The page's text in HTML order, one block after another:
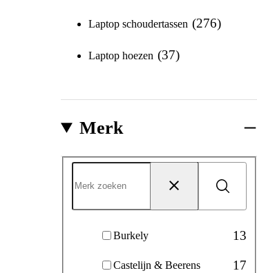
Laptop schoudertassen 276
Laptop hoezen 37
Merk
Merk
Zoeken
Reset
Burkely 13
Castelijn & Beerens 17